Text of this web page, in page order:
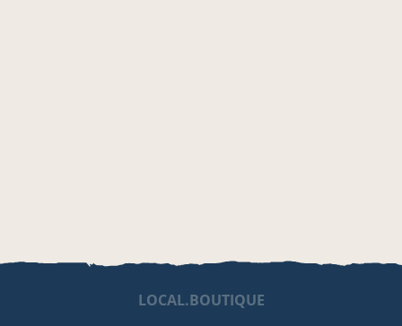
LOCAL.BOUTIQUE